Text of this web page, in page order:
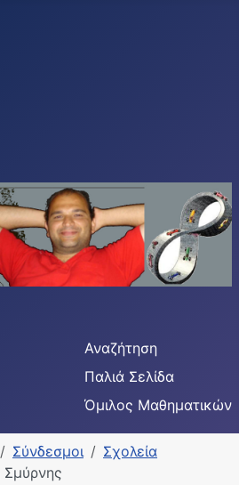
Αναζήτηση
Παλιά Σελίδα
Όμιλος Μαθηματικών
Σύνδεσμοι
Σχολεία
Σμύρνης